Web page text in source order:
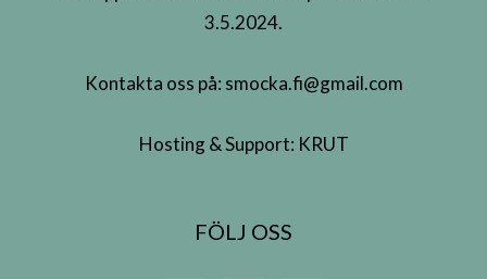
3.5.2024.
Kontakta oss på: smocka.fi@gmail.com
Hosting & Support: KRUT
FÖLJ OSS